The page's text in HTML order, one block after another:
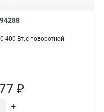
400 Вт, с поворотной
₽
+